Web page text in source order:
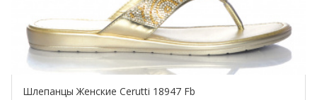
Шлепанцы Женские Cerutti 18947 Fb